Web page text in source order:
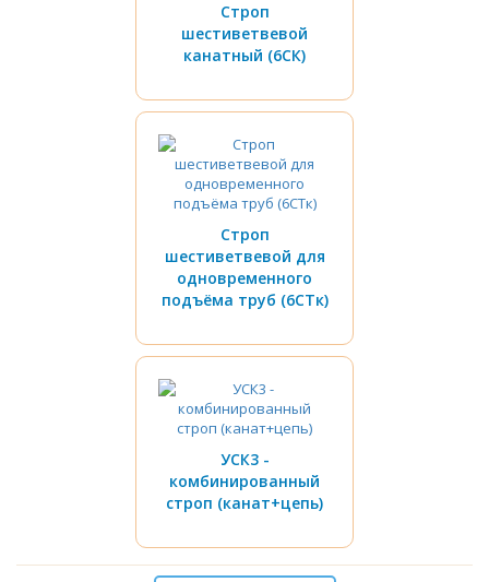
Строп
шестиветвевой
канатный (6СК)
Строп
шестиветвевой для
одновременного
подъёма труб (6СТк)
УСК3 -
комбинированный
строп (канат+цепь)